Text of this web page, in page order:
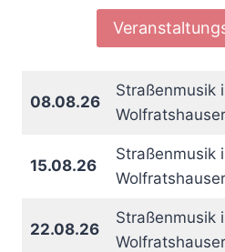
08.08.26
Straßenmusik
15.08.26
Straßenmusik
22.08.26
Straßenmusik